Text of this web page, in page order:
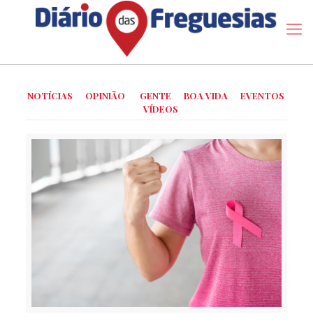
NOTÍCIAS OPINIÃO GENTE BOA VIDA
EVENTOS
VÍDEOS